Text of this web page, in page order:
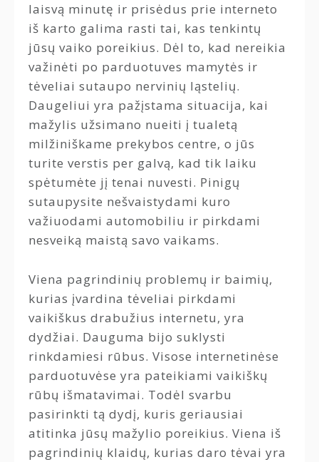
laisvą minutę ir prisėdus prie interneto
iš karto galima rasti tai, kas tenkintų
jūsų vaiko poreikius. Dėl to, kad nereikia
važinėti po parduotuves mamytės ir
tėveliai sutaupo nervinių ląstelių.
Daugeliui yra pažįstama situacija, kai
mažylis užsimano nueiti į tualetą
milžiniškame prekybos centre, o jūs
turite verstis per galvą, kad tik laiku
spėtumėte jį tenai nuvesti. Pinigų
sutaupysite nešvaistydami kuro
važiuodami automobiliu ir pirkdami
nesveiką maistą savo vaikams.
Viena pagrindinių problemų ir baimių,
kurias įvardina tėveliai pirkdami
vaikiškus drabužius internetu, yra
dydžiai. Dauguma bijo suklysti
rinkdamiesi rūbus. Visose internetinėse
parduotuvėse yra pateikiami vaikiškų
rūbų išmatavimai. Todėl svarbu
pasirinkti tą dydį, kuris geriausiai
atitinka jūsų mažylio poreikius. Viena iš
pagrindinių klaidų, kurias daro tėvai yra